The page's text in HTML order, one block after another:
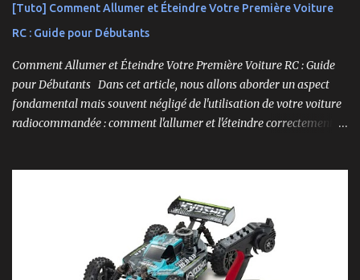
[Tuto] Comment Allumer et Éteindre Votre Première Voiture
RC : Guide pour Débutants
Comment Allumer et Éteindre Votre Première Voiture RC : Guide
pour Débutants Dans cet article, nous allons aborder un aspect
fondamental mais souvent négligé de l'utilisation de votre voiture
radiocommandée : comment l'allumer et l'éteindre correctement.